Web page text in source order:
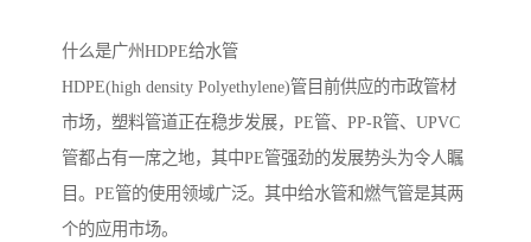
什么是广州HDPE给水管
HDPE(high density Polyethylene)管目前供应的市政管材
市场，塑料管道正在稳步发展，PE管、PP-R管、UPVC
管都占有一席之地，其中PE管强劲的发展势头为令人瞩
目。PE管的使用领域广泛。其中给水管和燃气管是其两
个的应用市场。